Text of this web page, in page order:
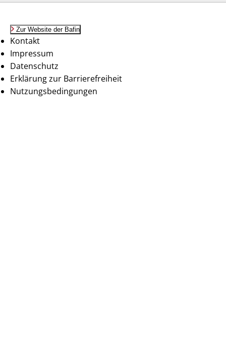
Zur Website der Bafin
Kontakt
Impressum
Datenschutz
Erklärung zur Barrierefreiheit
Nutzungsbedingungen